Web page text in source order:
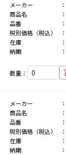
メーカー
商品名
品番
税別価格（税込）
在庫
納期
数量：
メーカー
商品名
品番
税別価格（税込）
在庫
納期